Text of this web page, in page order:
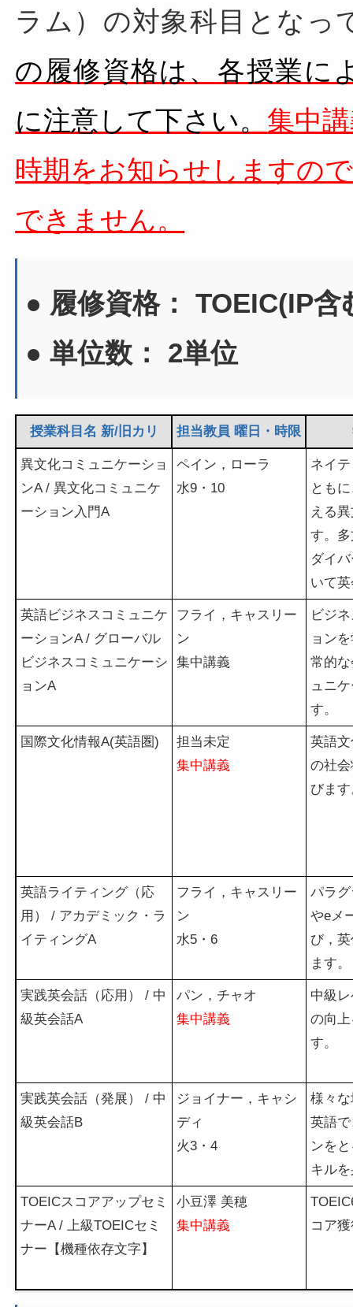
ラム）の対象科目となっ
の履修資格は、各授業に
に注意して下さい。 集中
時期をお知らせしますの
できません。
● 履修資格： TOEIC(IP含
● 単位数： 2単位
授業科目名 新/旧カリ 担当教員 曜日・時限
異文化コミュニケーショ
ンA / 異文化コミュニケ
ーション入門A
ペイン，ローラ
水9・10
ネイ
とも
える
す。
ダイ
いて
英語ビジネスコミュニケ
ーションA / グローバル
ビジネスコミュニケーシ
ョンA
フライ，キャスリー
ン
集中講義
ビジ
ョン
常的
ュニ
す。
国際文化情報A(英語圏)
担当未定
集中講義
英語
の社
びま
英語ライティング（応
用） / アカデミック・ラ
イティングA
フライ，キャスリー
ン
水5・6
パラ
やeメ
び，
ます。
実践英会話（応用） / 中
級英会話A
パン，チャオ
集中講義
中級
の向
す。
実践英会話（発展） / 中
級英会話B
ジョイナー，キャシ
ディ
火3・4
様々
英語
ンを
キル
TOEICスコアアップセミ
ナーA / 上級TOEICセミ
ナー【機種依存文字】
小豆澤 美穂
集中講義
コア